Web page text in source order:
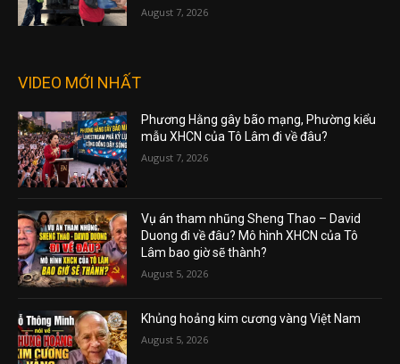
August 7, 2026
VIDEO MỚI NHẤT
Phương Hằng gây bão mạng, Phường kiểu
mẫu XHCN của Tô Lâm đi về đâu?
August 7, 2026
Vụ án tham nhũng Sheng Thao – David
Duong đi về đâu? Mô hình XHCN của Tô
Lâm bao giờ sẽ thành?
August 5, 2026
Khủng hoảng kim cương vàng Việt Nam
August 5, 2026